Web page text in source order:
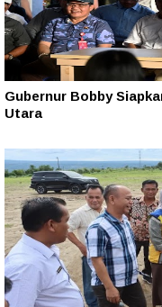
Gubernur Bobby
Utara